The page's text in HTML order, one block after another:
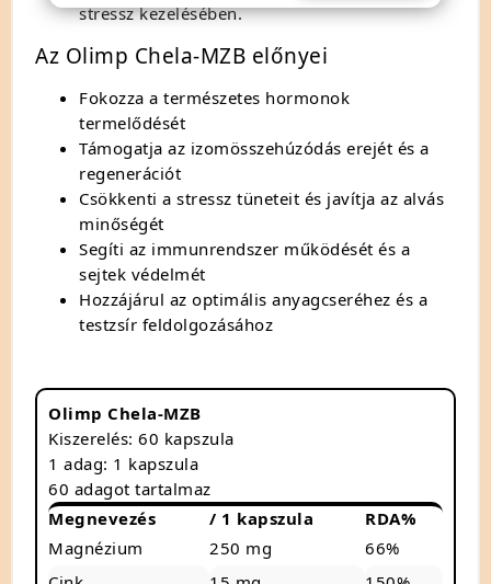
stressz kezelésében.
Az Olimp Chela-MZB előnyei
Fokozza a természetes hormonok
termelődését
Támogatja az izomösszehúzódás erejét és a
regenerációt
Csökkenti a stressz tüneteit és javítja az alvás
minőségét
Segíti az immunrendszer működését és a
sejtek védelmét
Hozzájárul az optimális anyagcseréhez és a
testzsír feldolgozásához
Olimp Chela-MZB
Kiszerelés: 60 kapszula
1 adag: 1 kapszula
60 adagot tartalmaz
Megnevezés
/ 1 kapszula
RDA%
Magnézium
250 mg
66%